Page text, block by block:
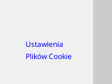
Ustawienia
Plików Cookie